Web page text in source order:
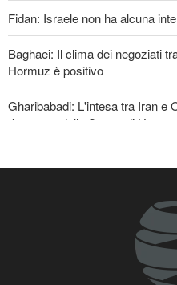
Fidan: Israele non ha alcuna
Baghaei: Il clima dei negoziati
Hormuz è positivo
Gharibabadi: L'intesa tra Iran e
riapertura dello Stretto di Hormuz